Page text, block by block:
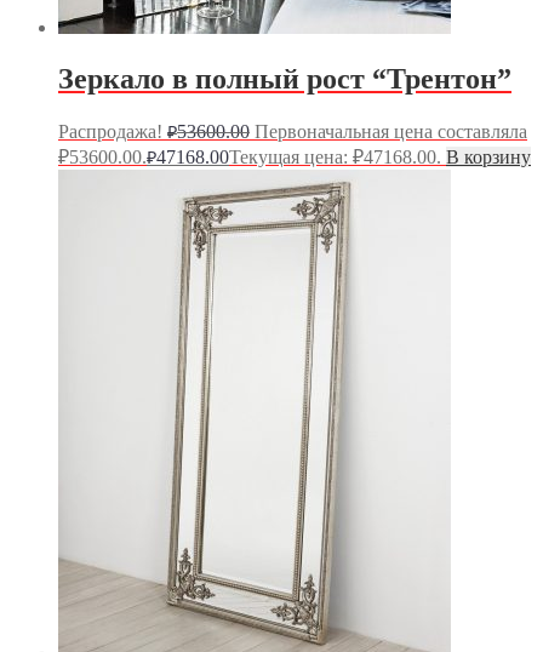
Зеркало в полный рост “Трентон”
Распродажа! ₽53600.00 Первоначальная цена составляла
₽53600.00.₽47168.00Текущая цена: ₽47168.00. В корзину